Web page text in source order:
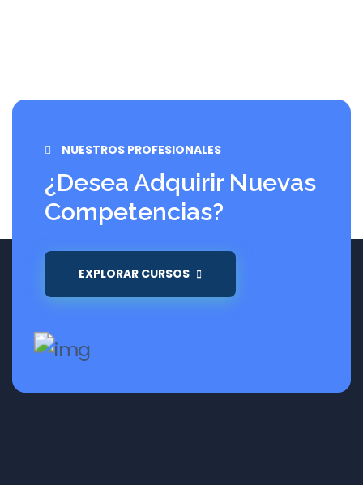
NUESTROS PROFESIONALES
¿Desea Adquirir Nuevas
Competencias?
EXPLORAR CURSOS